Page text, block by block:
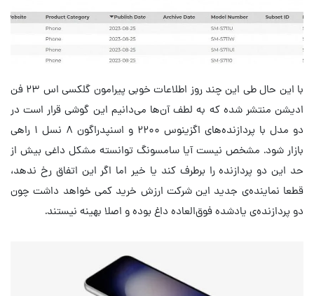
با این حال طی این چند روز اطلاعات خوبی پیرامون گلکسی اس ۲۳ فن
ادیشن منتشر شده که به لطف آن‌ها می‌دانیم این گوشی قرار است در
دو مدل با پردازنده‌های اگزینوس ۲۲۰۰ و اسنپدراگون ۸ نسل ۱ راهی
بازار شود. مشخص نیست آیا سامسونگ توانسته مشکل داغی بیش از
حد این دو پردازنده را برطرف کند یا خیر اما اگر این اتفاق رخ ندهد،
قطعا نماینده‌ی جدید این شرکت ارزش خرید کمی خواهد داشت چون
دو پردازنده‌ی یادشده فوق‌العاده داغ بوده و اصلا بهینه نیستند.